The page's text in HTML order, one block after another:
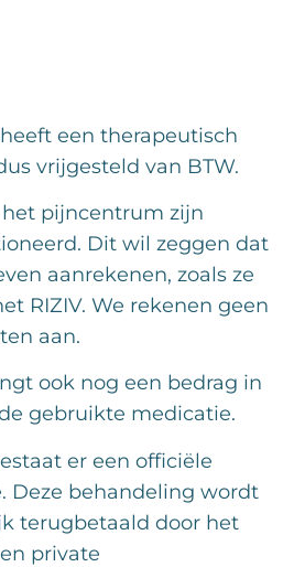
een therapeutisch
vrijgesteld van BTW.
pijncentrum zijn
Dit wil zeggen dat
aanrekenen, zoals ze
RIZIV. We rekenen geen
aan.
ook nog een bedrag in
gebruikte medicatie.
er een officiële
Deze behandeling wordt
terugbetaald door het
private